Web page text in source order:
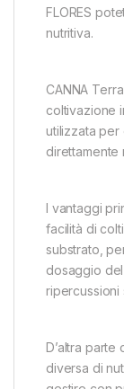
FLORES
nutritiva.
CANNA
coltivazione
utilizzata per
direttamente
I vantaggi
facilità di
substrato,
dosaggio
ripercussioni
D’altra
diversa di